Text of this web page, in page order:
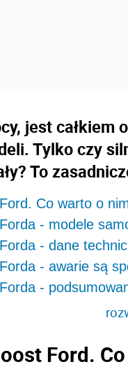
jest całkiem
Tylko czy
To
Co warto o
- modele
- dane
- awarie są
-
Ford.